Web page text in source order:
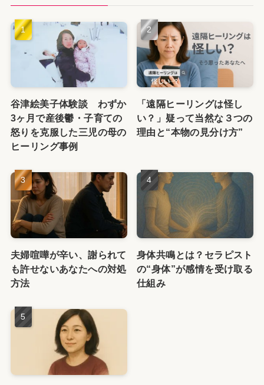
谷津絵美子体験談 わずか
3ヶ月で産後鬱・子育ての
怒りを克服した三児の母の
ヒーリング事例
「遠隔ヒーリングは怪し
い？」疑って当然な３つの
理由と“本物の見分け方”
夫婦喧嘩が辛い、謝られて
も許せないあなたへの対処
方法
身体共鳴とは？セラピスト
の“身体”が感情を受け取る
仕組み